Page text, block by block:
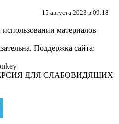
15 августа 2023 в 09:18
материалов
Поддержка сайта:
ДЛЯ СЛАБОВИДЯЩИХ